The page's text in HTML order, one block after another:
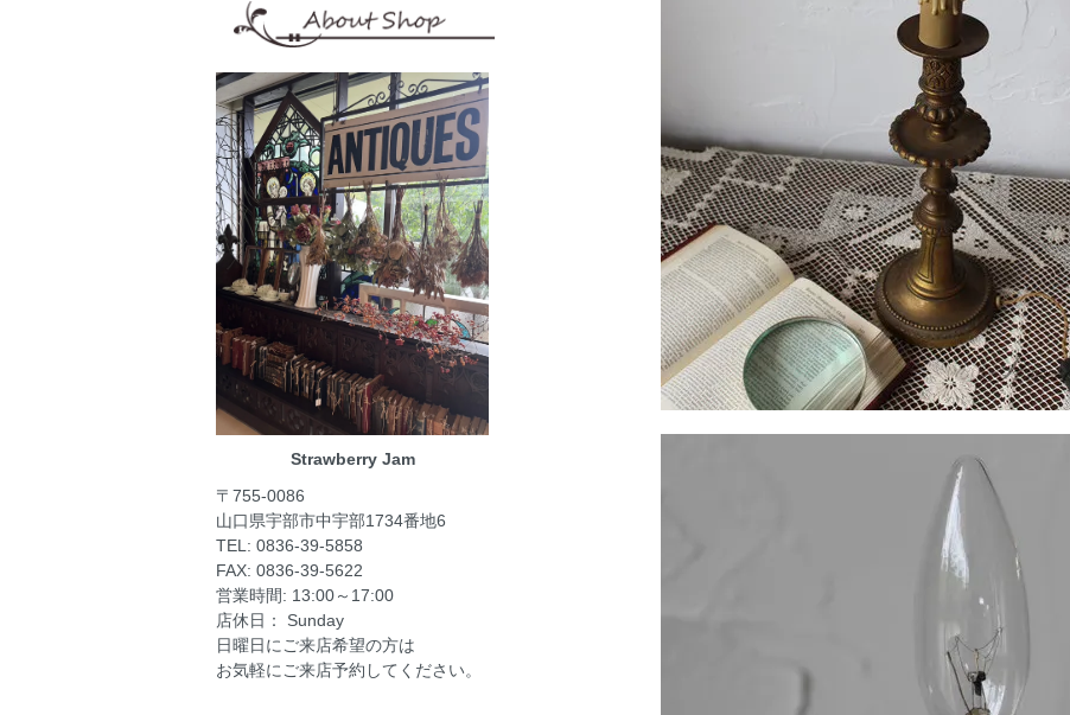
Strawberry Jam
〒755-0086
山口県宇部市中宇部1734番地6
TEL: 0836-39-5858
FAX: 0836-39-5622
営業時間: 13:00～17:00
店休日： Sunday
日曜日にご来店希望の方は
お気軽にご来店予約してください。